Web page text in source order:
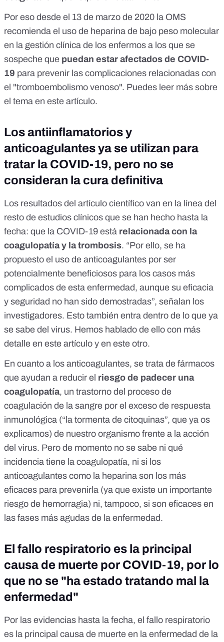
Por eso desde el 13 de marzo de 2020 la OMS
recomienda el uso de heparina de bajo peso molecular
en la gestión clínica de los enfermos a los que se
sospeche que puedan estar afectados de COVID-
19 para prevenir las complicaciones relacionadas con
el "tromboembolismo venoso". Puedes leer más sobre
el tema en este artículo.
Los antiinflamatorios y
anticoagulantes ya se utilizan para
tratar la COVID-19, pero no se
consideran la cura definitiva
Los resultados del artículo científico van en la línea del
resto de estudios clínicos que se han hecho hasta la
fecha: que la COVID-19 está relacionada con la
coagulopatía y la trombosis. “Por ello, se ha
propuesto el uso de anticoagulantes por ser
potencialmente beneficiosos para los casos más
complicados de esta enfermedad, aunque su eficacia
y seguridad no han sido demostradas”, señalan los
investigadores. Esto también entra dentro de lo que ya
se sabe del virus. Hemos hablado de ello con más
detalle en este artículo y en este otro.
En cuanto a los anticoagulantes, se trata de fármacos
que ayudan a reducir el riesgo de padecer una
coagulopatía, un trastorno del proceso de
coagulación de la sangre por el exceso de respuesta
inmunológica (“la tormenta de citoquinas”, que ya os
explicamos) de nuestro organismo frente a la acción
del virus. Pero de momento no se sabe ni qué
incidencia tiene la coagulopatía, ni si los
anticoagulantes como la heparina son los más
eficaces para prevenirla (ya que existe un importante
riesgo de hemorragia) ni, tampoco, si son eficaces en
las fases más agudas de la enfermedad.
El fallo respiratorio es la principal
causa de muerte por COVID-19, por lo
que no se "ha estado tratando mal la
enfermedad"
Por las evidencias hasta la fecha, el fallo respiratorio
es la principal causa de muerte en la enfermedad de la